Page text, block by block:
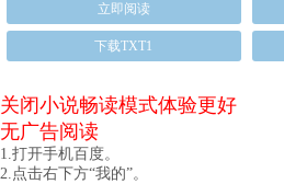
立即阅读
下载TXT1
关闭小说畅读模式体验更好
无广告阅读
1.打开手机百度。
2.点击右下方“我的”。